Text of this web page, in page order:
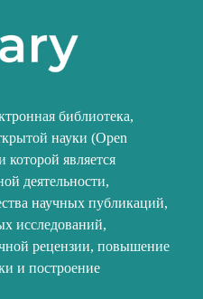
библиотека,
науки (Open
которой является
деятельности,
научных публикаций,
исследований,
рецензии, повышение
и построение